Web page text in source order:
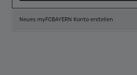
Neues myFCBAYERN Konto erstellen